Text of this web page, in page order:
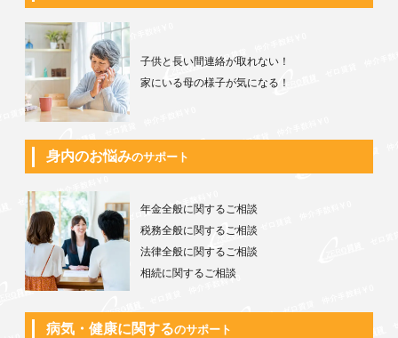
子供と長い間連絡が取れない！
家にいる母の様子が気になる！
身内のお悩みのサポート
年金全般に関するご相談
税務全般に関するご相談
法律全般に関するご相談
相続に関するご相談
病気・健康に関するのサポート